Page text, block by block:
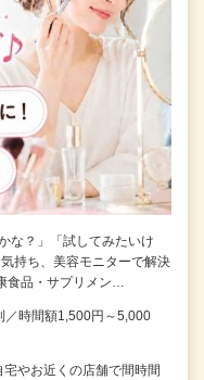
な？」「試してみたいけ
持ち、美容モニターで解決
食品・サプリメン…
／時間額1,500円～5,000
やお近くの店舗で間時間